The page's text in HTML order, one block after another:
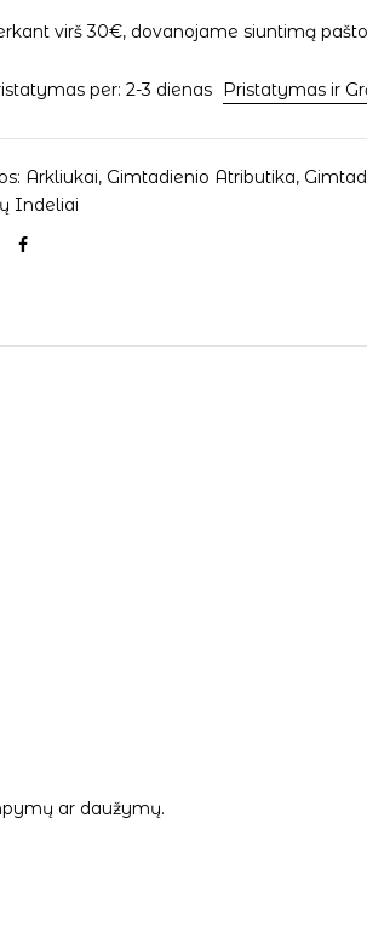
virš 30€, dovanojame siuntimą
per: 2-3 dienas Pristatymas ir
Arkliukai, Gimtadienio Atributika,
Indeliai
ar daužymų.